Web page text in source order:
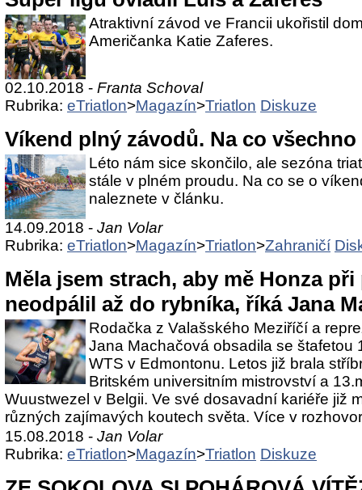
Atraktivní závod ve Francii ukořistil
Američanka Katie Zaferes.
02.10.2018 - Franta Schoval
Rubrika: eTriatlon>Magazín>Triatlon Diskuze
Víkend plný závodů. Na co
Léto nám sice skončilo, ale sezóna
stále v plném proudu. Na co se o
naleznete v článku.
14.09.2018 - Jan Volar
Rubrika: eTriatlon>Magazín>Triatlon>Zahraničí
Měla jsem strach, aby mě Honza při
neodpálil až do rybníka, říká Jana
Rodačka z Valašského Meziříčí a
Jana Machačová obsadila se štafetou
WTS v Edmontonu. Letos již brala
Britském universitním mistrovství a
Wuustwezel v Belgii. Ve své dosavadní kariéře již
různých zajímavých koutech světa. Více v
15.08.2018 - Jan Volar
Rubrika: eTriatlon>Magazín>Triatlon Diskuze